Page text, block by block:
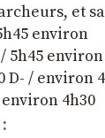
et
environ
/ 5h45 environ
D- / environ
4h30